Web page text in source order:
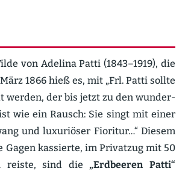
von Adelina Patti (1843–1919), die
1866 hieß es, mit „Frl. Patti sollte
werden, der bis jetzt zu den wunder­
wie ein Rausch: Sie singt mit einer
und luxuriöser Fioritur…“ Diesem
kassierte, im Privatzug mit 50
reiste, sind die „Erdbeeren Patti“